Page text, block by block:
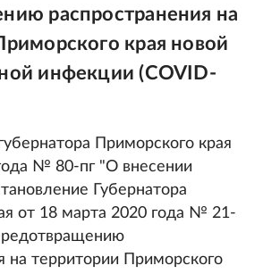
распространения на
края новой
инфекции (COVID-
Приморского края
№ 80-пг "О внесении
Губернатора
от 18 марта 2020 года № 21-
на территории Приморского